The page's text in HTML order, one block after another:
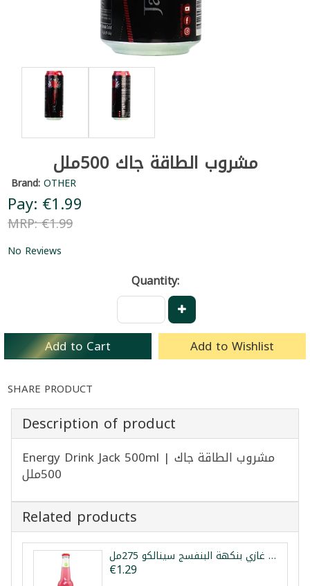
مشروب الطاقة جاك 500ملل
Brand:OTHER
Pay: €1.99
MRP: €1.99
No Reviews
Quantity:
Add to Cart Add to Wishlist
SHARE PRODUCT
Description of product
Energy Drink Jack 500ml | مشروب الطاقة جاك
500ملل
Related products
مشروب غازي بنكهة البنفسج سينالكو 275مل
€1.29